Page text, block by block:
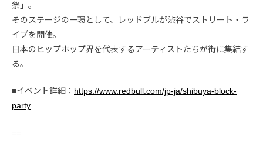
祭」。
そのステージの一環として、レッドブルが渋谷でストリート・ラ
イブを開催。
日本のヒップホップ界を代表するアーティストたちが街に集結す
る。
■イベント詳細： https://www.redbull.com/jp-ja/shibuya-block-
party
==